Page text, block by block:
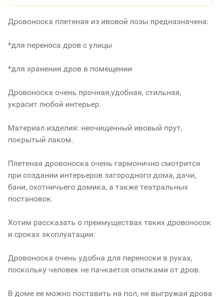
Дровоноска плетеная из ивовой лозы предназначена:
*для переноса дров с улицы
*для хранения дров в помещении
Дровоноска очень прочная,удобная, стильная,
украсит любой интерьер.
Материал изделия: неочищенный ивовый прут,
покрытый лаком.
Плетеная дровоноска очень гармонично смотрится
при создании интерьеров загородного дома, дачи,
бани, охотничьего домика, а также театральных
постановок.
Хотим рассказать о преимуществах таких дровоносок
и сроках эксплуатации:
Дровоноска очень удобна для переноски в руках,
поскольку человек не пачкается опилками от дров.
В доме ее можно поставить на пол, не выгружая дрова